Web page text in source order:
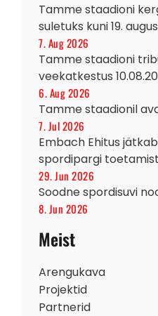
Tamme staadioni
suletuks kuni 19.
7. Aug 2026
Tamme staadioni
veekatkestus
6. Aug 2026
Tamme staadionil
7. Jul 2026
Embach Ehitus
spordipargi toetamist
29. Jun 2026
Soodne spordisuvi
8. Jun 2026
Meist
Arengukava
Projektid
Partnerid